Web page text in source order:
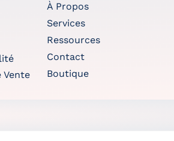
Vente
À Propos
Services
Ressources
Contact
Boutique